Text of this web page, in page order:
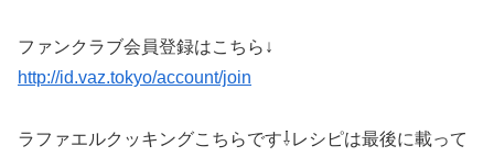
ファンクラブ会員登録はこちら↓
http://id.vaz.tokyo/account/join
ラファエルクッキングこちらです⇩レシピは最後に載って